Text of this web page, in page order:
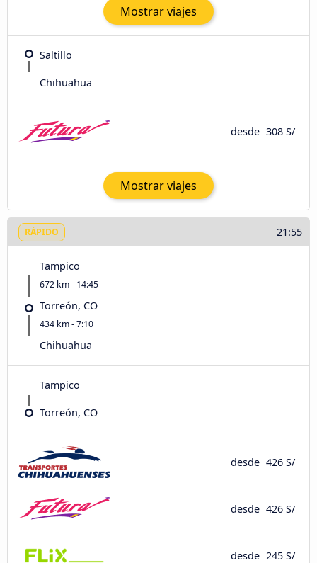
Mostrar viajes
Saltillo
Chihuahua
desde 308 S/
Mostrar viajes
RÁPIDO 21:55
Tampico
672 km - 14:45
Torreón, CO
434 km - 7:10
Chihuahua
Tampico
Torreón, CO
desde 426 S/
desde 426 S/
desde 245 S/